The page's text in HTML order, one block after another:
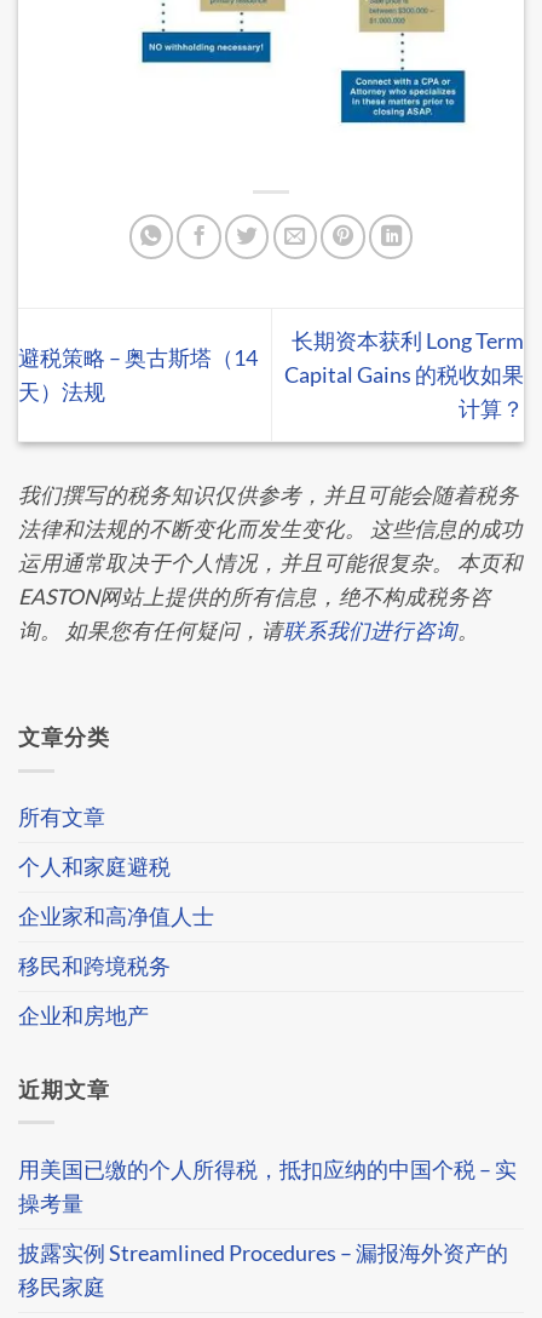
避税策略 – 奥古斯塔（14
天）法规​
长期资本获利 Long Term
Capital Gains 的税收如果
计算？
我们撰写的税务知识仅供参考，并且可能会随着税务
法律和法规的不断变化而发生变化。 这些信息的成功
运用通常取决于个人情况，并且可能很复杂。 本页和
EASTON网站上提供的所有信息，绝不构成税务咨
询。 如果您有任何疑问，请联系我们进行咨询。​​
文章分类
所有文章
个人和家庭避税
企业家和高净值人士
移民和跨境税务
企业和房地产
近期文章
用美国已缴的个人所得税，抵扣应纳的中国个税 – 实
操考量
披露实例 Streamlined Procedures – 漏报海外资产的
移民家庭